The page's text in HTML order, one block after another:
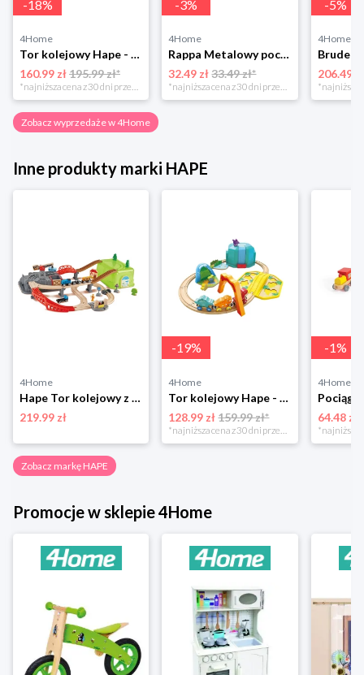
-18%
4Home
Tor kolejowy Hape - port z załadunkiem irozładunkiem
160.99 zł195.99 zł*
*najniższa cena z 30 dni przed obniżką
-3%
4Home
Rappa Metalowy pociąg regionalny RegioJet, 17 cm
32.49 zł 33.49 zł*
*najniższa cena z 30 dni przed obniżką
-5%
4Home
206.49 zł
Zobacz wyprzedaże w 4Home
Inne produkty marki HAPE
4Home
Hape Tor kolejowy z pudełkiem do zabawy
219.99 zł
-19%
4Home
Tor kolejowy Hape - Dinozaury
128.99 zł 159.99 zł*
-1%
4Home
64.48 zł
Zobacz markę HAPE
Promocje w sklepie 4Home